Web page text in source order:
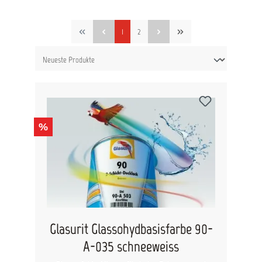
1 2
%
Glasurit Glassohydbasisfarbe 90-
A-035 schneeweiss